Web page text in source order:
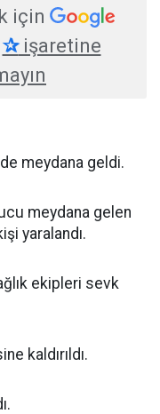
için
✰işaretine
meydana geldi.
meydana gelen
yaralandı.
ekipleri sevk
kaldırıldı.